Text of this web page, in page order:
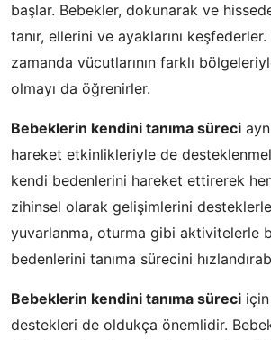
başlar. Bebekler, dokunarak ve
tanır, ellerini ve ayaklarını
zamanda vücutlarının farklı
olmayı da öğrenirler.
Bebeklerin kendini tanıma süreci
hareket etkinlikleriyle de
kendi bedenlerini hareket ettirerek
zihinsel olarak gelişimlerini
yuvarlanma, oturma gibi aktivitelerle
bedenlerini tanıma sürecini
Bebeklerin kendini tanıma süreci
destekleri de oldukça önemlidir.